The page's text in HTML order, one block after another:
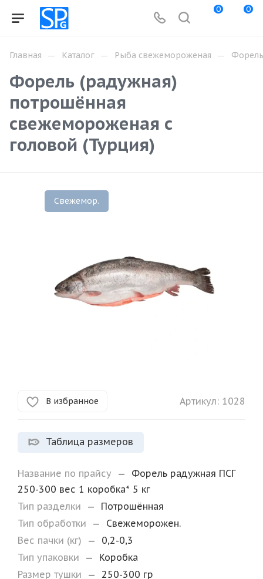
0 0
Главная — Каталог — Рыба свежемороженая — Форель
Форель (радужная)
потрошённая
свежемороженая с
головой (Турция)
Свежемор.
В избранное Артикул: 1028
Таблица размеров
Название по прайсу —
Форель радужная ПСГ
250-300 вес 1 коробка* 5 кг
Тип разделки
—
Потрошённая
Тип обработки
—
Свежеморожен.
Вес пачки (кг)
—
0,2-0,3
Тип упаковки
—
Коробка
Размер тушки
— 250-300 гр